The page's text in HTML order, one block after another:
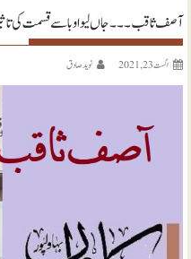
آصف ثاقب ۔۔۔ جاں لیوا وبا سے قسمت کی
اگست 23, 2021 نويد صادق